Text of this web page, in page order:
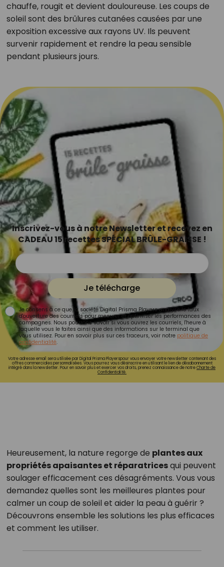
chauffe, rougit et devient douloureuse. Les coups de
soleil sont des brûlures cutanées causées par une
exposition excessive aux rayons UV. Ils peuvent
survenir rapidement et rendre la peau sensible
pendant plusieurs jours.
Inscrivez-vous à notre Newsletter et recevez en
CADEAU 15 recettes SPÉCIAL BRÛLE-GRAISSE !
Je télécharge
Je consens à ce que la société Digital Prisma Players analyse le taux
d'ouverture des courriels pour mesurer et optimiser les performances des
campagnes. Nous pourrons savoir si vous ouvrez les courriels, l'heure à
laquelle vous le faites ainsi que des informations sur le terminal que
vous utilisez. Pour en savoir plus sur ces traceurs, voir notre politique de
confidentialité.
Votre adresse email sera utilisée par Digital Prisma Playerspour vous envoyer votre newsletter contenant des
offres commerciales personnalisées. Vous pourrez vous désinscrire en utilisant le lien de désabonnement
intégré dans la newsletter. Pour en savoir plus et exercer vos droits, prenez connaissance de notreCharte de
Confidentialité.
Heureusement, la nature regorge de plantes aux
propriétés apaisantes et réparatricesqui peuvent
soulager efficacement ces désagréments. Vous vous
demandez quelles sont les meilleures plantes pour
calmer un coup de soleil et aider la peau à guérir ?
Découvrons ensemble les solutions les plus efficaces
et comment les utiliser.